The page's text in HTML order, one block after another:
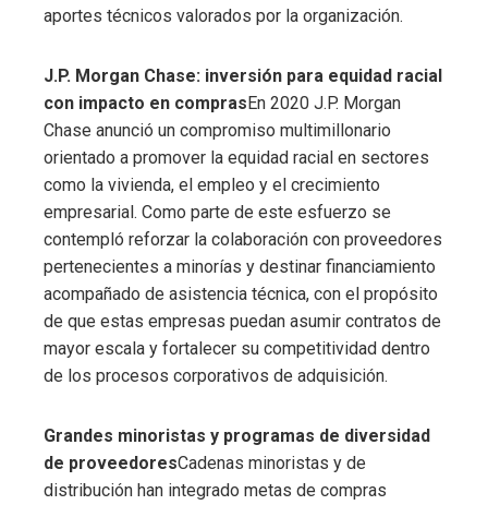
aportes técnicos valorados por la organización.
J.P. Morgan Chase: inversión para equidad racial
con impacto en comprasEn 2020 J.P. Morgan
Chase anunció un compromiso multimillonario
orientado a promover la equidad racial en sectores
como la vivienda, el empleo y el crecimiento
empresarial. Como parte de este esfuerzo se
contempló reforzar la colaboración con proveedores
pertenecientes a minorías y destinar financiamiento
acompañado de asistencia técnica, con el propósito
de que estas empresas puedan asumir contratos de
mayor escala y fortalecer su competitividad dentro
de los procesos corporativos de adquisición.
Grandes minoristas y programas de diversidad
de proveedoresCadenas minoristas y de
distribución han integrado metas de compras